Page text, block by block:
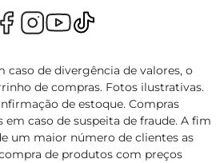
caso de divergência de valores, o
de compras. Fotos ilustrativas.
de estoque. Compras
em caso de suspeita de fraude. A fim
um maior número de clientes as
de produtos com preços